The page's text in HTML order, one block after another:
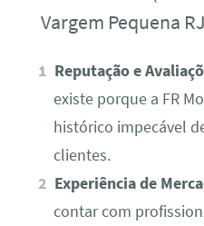
Vargem Pequena RJ
Reputação e
existe porque a FR
histórico impecável
clientes.
Experiência de
contar com